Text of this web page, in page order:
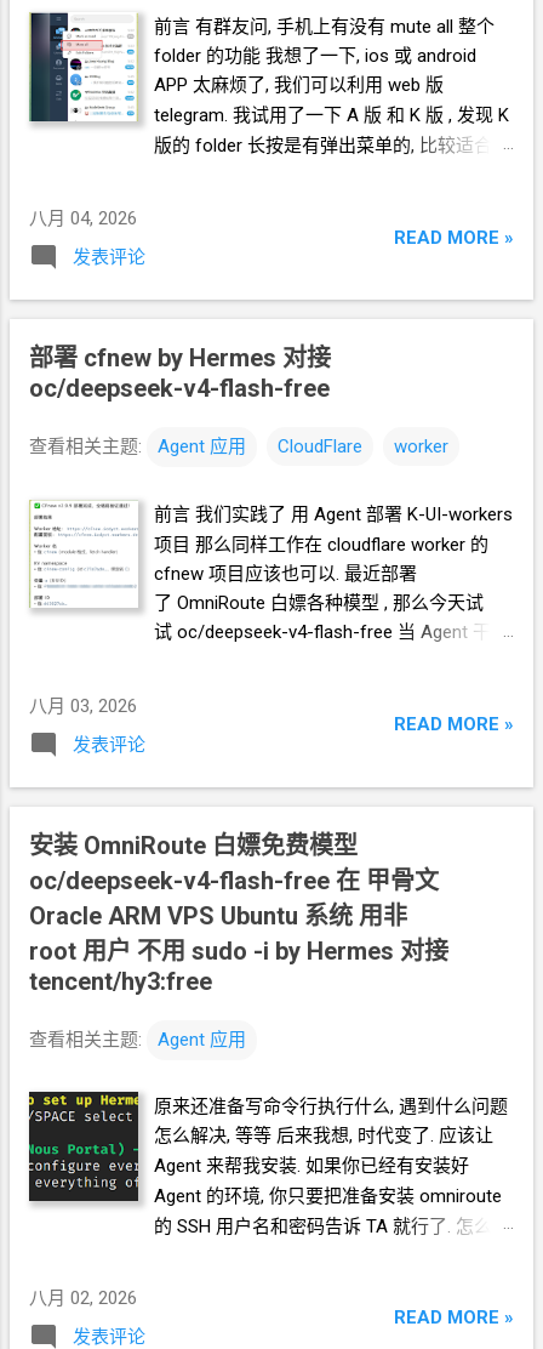
们看到, 像这个难度级别的需求开发, 不需要用到最贵的模型,
也就不会有那么大的代价, 也就欢迎更多的人尝试成为创造者,
通过开发, 满足自己的需求. 还有一点我希望读者们看到, 面向
Agent 开发, 要用一种什么表达方式和 Agent
交流. 进一步地,
在你自己的大脑里面, 要用一种什么思维方式. 前端是
HTML
多内核 单 outbound> 需要登录账号的项目, 如果你不放心把
密码等信息告诉
前言 有群友问, 手机上有没有 mute all 整个
folder 的功能 我想了一下, ios 或 android
APP 太麻烦了, 我们可以利用 web 版
telegram. 我试用了一下 A 版 和 K 版 , 发现 K
版的 folder 长按是有弹出菜单的, 比较适合进
https://blog.icdyct.nyc.mn/2026/08/omnirout
Agent 的自然语言 把
https://github.com/morethanwords/tweb 项
目 clone 到本地, 不要放 tmp 目录,
器, 我 VNC
连上去操作登录账号 到此为止,
folder 的右键菜单中添加 一项 "Mute all" 功能
是将 folder 下所有 dialog
都设置为 mute
forever 具体代码逻辑可以参考
https://github.com/crazypeace/forkgram-
tdesktop/tree/feat-mute-all 这个分支对比它
的父节点的修改. Agent 说开发完了, 我让
署方法 1. fork 本项目 2. 在你的 cloudflare 账
fork 出来的仓库, 配置: Framework preset:
lockfile && pnpm build Build output directory:
dist Production branch: master 另一种部署
方法 1. fork 本项目 2. 给你自己的 github 项
目设置 secret CLOUDFLARE_API_TOKEN
CLOUD...
八月 04, 2026
发表评论
READ MORE »
部署 cfnew by Hermes 对接
oc/deepseek-v4-flash-free
查看相关主题: Agent 应用 CloudFlare worker
前言 我们实践了 用 Agent 部署 K-UI-workers
项目 那么同样工作在 cloudflare worker 的
cfnew 项目应该也可以. 最近部署
了 OmniRoute 白嫖各种模型 , 那么今天试
试 oc/deepseek-v4-flash-free 当 Agent 干活
年
房 8.88 刀 / 年 https://1ladder.eu.org/drny888
安装 Hermes 部署 OmniRoute 白
嫖 oc/deepseek-v4-flash-free
https://blog.icdyct.nyc.mn/2026/08/omnirout
e-hermes-agent-oracle-arm-ubuntu-root-
sudo-.html Github 的 API token 参考教程
https://blog.icdyct.nyc.mn/2026/07/github-
api-token-hermes-agent.html Cloudflare 的
https://blog.icdyct.nyc.mn/2026/07/cloudflar
Agent 说 你现在有 cloudflare.com 的 token
权限是 Account.API Tokens, User.API
Tokens
cfut_Kp9Wx2Qr7ZmLn4YvBs8FdJh3Tc5Rg6
UeAw1XyC0VbN 保存到你自己的 .env 你现在
ghp_aB3dEf9GhI2JkLmNoPqRsTuVwXyZ0Ab
八月 03, 2026
发表评论
READ MORE »
安装 OmniRoute 白嫖免费模型
oc/deepseek-v4-flash-free 在 甲骨文
Oracle ARM VPS Ubuntu 系统 用非
root 用户 不用 sudo -i by Hermes 对接
tencent/hy3:free
查看相关主题: Agent 应用
原来还准备写命令行执行什么, 遇到什么问题
怎么解决, 等等 后来我想, 时代变了. 应该让
Agent 来帮我安装. 如果你已经有安装好
Agent 的环境, 你只要把准备安装 omniroute
的 SSH 用户名和密码告诉 TA 就行了. 怎么使
Oracle ARM VPS Ubuntu 系统
八月 02, 2026
发表评论
READ MORE »